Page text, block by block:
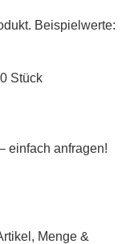
Beispielwerte:
Stück
einfach anfragen!
Menge &